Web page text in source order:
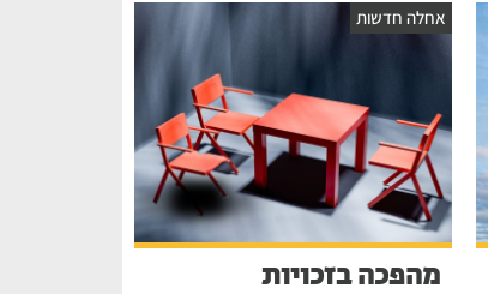
אחלה חדשות
מהפכה בזכויות